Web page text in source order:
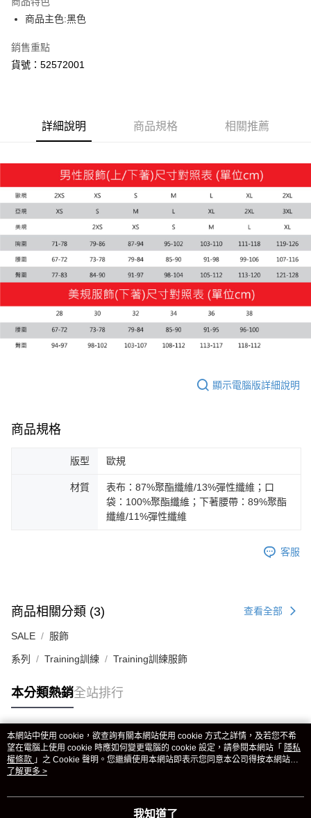
街口支付
悠遊付
Google Pay
運送方式
每筆NT$100，滿NT$1,800(含以上)免運費
付款後7-11取貨
每筆NT$100，滿NT$1,800(含以上)免運費
宅配(離島恕不配送)
每筆NT$150，滿NT$1,800(含以上)免運費
宅配貨到付款(離島恕不配送)
商品主色:黑色
銷售重點
貨號：52572001
詳細說明 商品規格 相關推薦
顯示電腦版詳細說明
商品規格
版型 歐規
材質
表布：87%聚酯纖維/13%彈性纖維；口
袋：100%聚酯纖維；下著腰帶：89%聚酯
纖維/11%彈性纖維
客服
商品相關分類 (3) 查看全部
SALE 服飾
系列 Training訓練 Training訓練服飾
本分類熱銷全站排行
熱門標籤
本網站中使用 cookie，欲查詢有關本網站使用 cookie 方式之詳情，及若您不希
望在電腦上使用 cookie 時應如何變更電腦的 cookie 設定，請參閱本網站「 隱私
權條款 」之 Cookie 聲明。您繼續使用本網站即表示您同意本公司得按本網站使
用條款之 Cookie 聲明使用 cookie。
了解更多 >
我知道了